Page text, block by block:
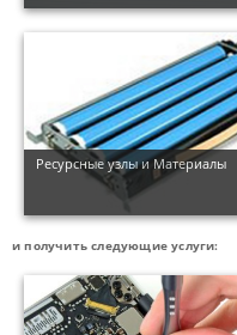
Ресурсные узлы и Материалы
и получить следующие услуги: